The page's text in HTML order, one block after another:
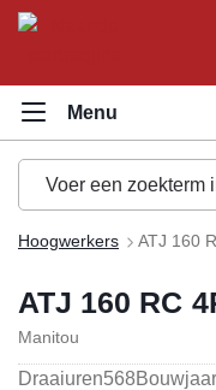
Hoogwerkers ATJ 160
ATJ 160 RC
Manitou
Draaiuren568Bouwjaar